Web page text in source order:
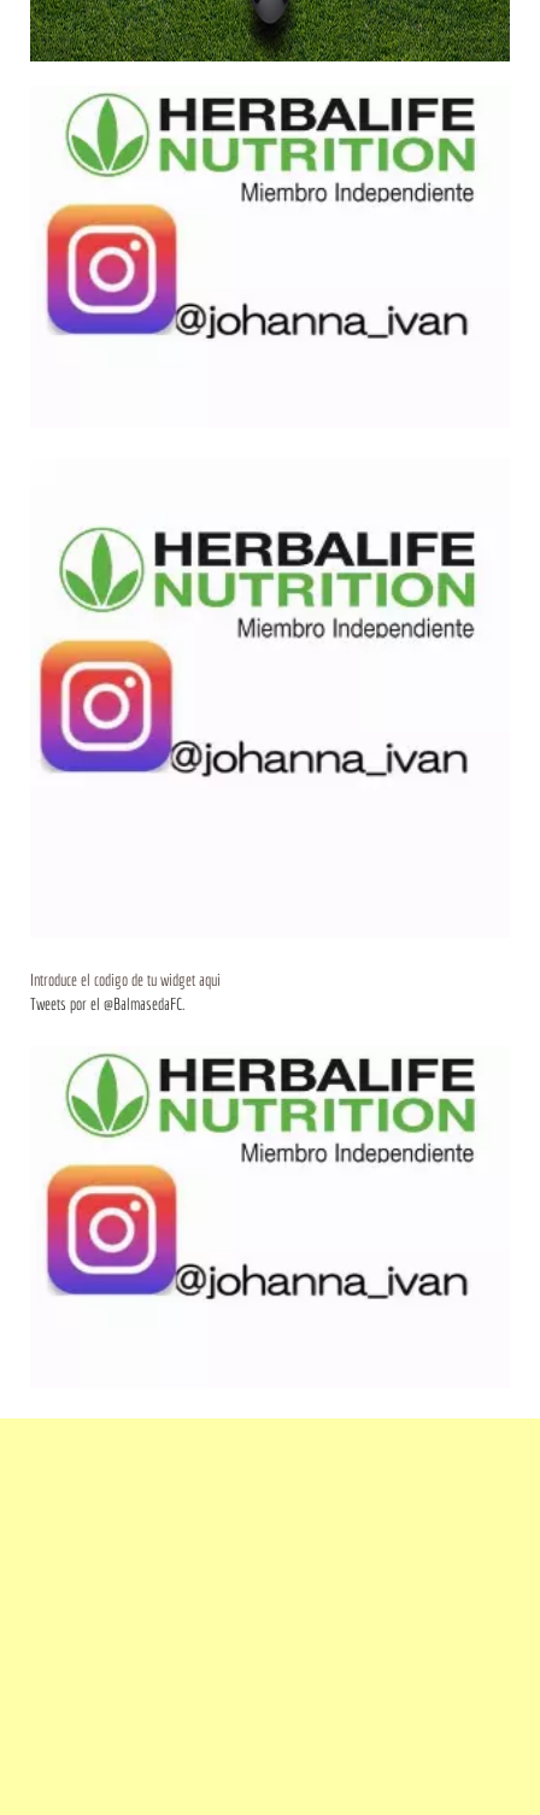
Introduce el codigo de tu widget aqui
Tweets por el @BalmasedaFC.